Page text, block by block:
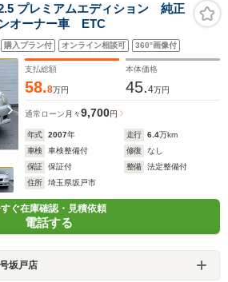
プレミアムエディション 純正
オーナー車 ETC
購入プラン付 オンライン相談可 360°画像付
支払総額
58.8万円
本体価格
45.4万円
通常ローン 月々9,700円
年式 2007年 走行 6.4万km
車検
車検整備付 修復
なし
保証
保証付 整備
法定整備付
住所
埼玉県坂戸市
ぐ在庫確認・見積依頼
電話する
坂戸店